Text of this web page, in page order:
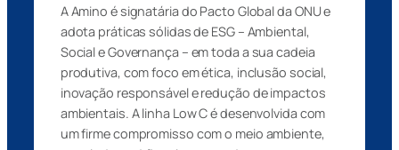
A Amino é signatária do Pacto Global da ONU e
adota práticas sólidas de ESG – Ambiental,
Social e Governança – em toda a sua cadeia
produtiva, com foco em ética, inclusão social,
inovação responsável e redução de impactos
ambientais. A linha Low C é desenvolvida com
um firme compromisso com o meio ambiente,